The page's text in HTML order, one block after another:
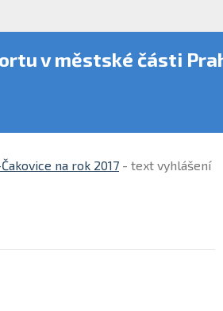
v městské části
na rok 2017 - text vyhlášení